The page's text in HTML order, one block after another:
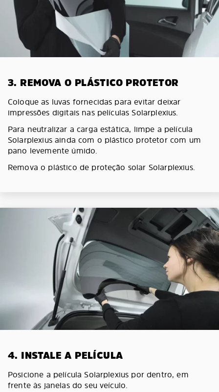
3. REMOVA O PLÁSTICO PROTETOR
Coloque as luvas fornecidas para evitar deixar
impressões digitais nas películas Solarplexius.
Para neutralizar a carga estática, limpe a película
Solarplexius ainda com o plástico protetor com um
pano levemente úmido.
Remova o plástico de proteção solar Solarplexius.
4. INSTALE A PELÍCULA
Posicione a película Solarplexius por dentro, em
frente às janelas do seu veículo.